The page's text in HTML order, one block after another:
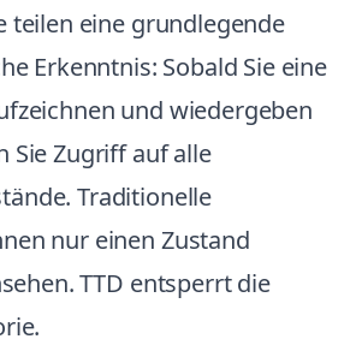
teilen eine grundlegende
Erkenntnis: Sobald Sie eine
und wiedergeben
Sie Zugriff auf alle
Traditionelle
nur einen Zustand
TTD entsperrt die